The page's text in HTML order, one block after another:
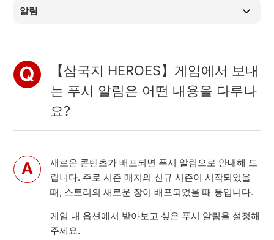
알림
【삼국지 HEROES】게임에서 보내
는 푸시 알림은 어떤 내용을 다루나
요?
새로운 콘텐츠가 배포되면 푸시 알림으로 안내해 드
립니다. 주로 시즌 매치의 신규 시즌이 시작되었을
때, 스토리의 새로운 장이 배포되었을 때 등입니다.
게임 내 옵션에서 받아보고 싶은 푸시 알림을 설정해
주세요.